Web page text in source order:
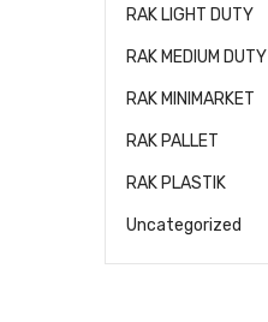
RAK LIGHT DUTY
RAK MEDIUM DUTY
RAK MINIMARKET
RAK PALLET
RAK PLASTIK
Uncategorized